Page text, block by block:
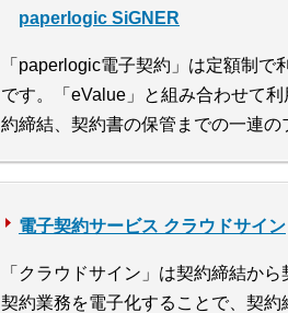
paperlogic SiGNER
「paperlogic電子契約」は定額制
です。「eValue」と組み合わせて
約締結、契約書の保管までの一連の
電子契約サービス クラウドサイン
「クラウドサイン」は契約締結か
契約業務を電子化することで、契